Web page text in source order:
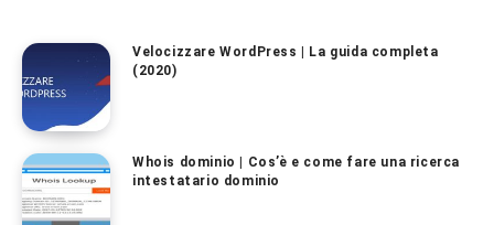
Velocizzare WordPress | La guida completa
(2020)
Whois dominio | Cos’è e come fare una ricerca
intestatario dominio